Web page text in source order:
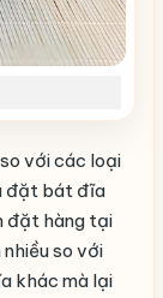
với các loại
đặt bát đĩa
đặt hàng tại
so với
khác mà lại